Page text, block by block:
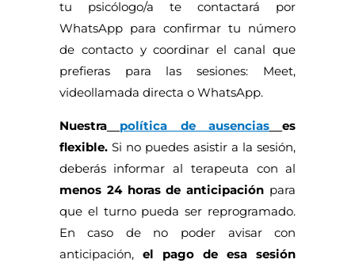
tu psicólogo/a te contactará por
WhatsApp para confirmar tu número
de contacto y coordinar el canal que
prefieras para las sesiones: Meet,
videollamada directa o WhatsApp.
Nuestra política de ausencias
es
flexible.Si no puedes asistir a la sesión,
deberás informar al terapeuta con al
menos 24 horas de anticipación para
que el turno pueda ser reprogramado.
En caso de no poder avisar con
anticipación, el pago de esa sesión